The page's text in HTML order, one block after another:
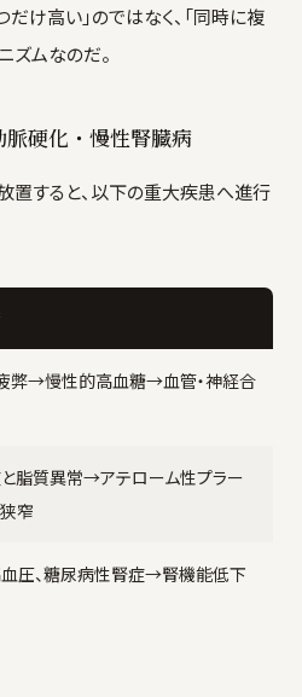
だけ高い」のではなく、「同時に複
ズムなのだ。
硬化・慢性腎臓病
置すると、以下の重大疾患へ進行
弊→慢性的高血糖→血管・神経合
脂質異常→アテローム性プラー
窄
圧、糖尿病性腎症→腎機能低下